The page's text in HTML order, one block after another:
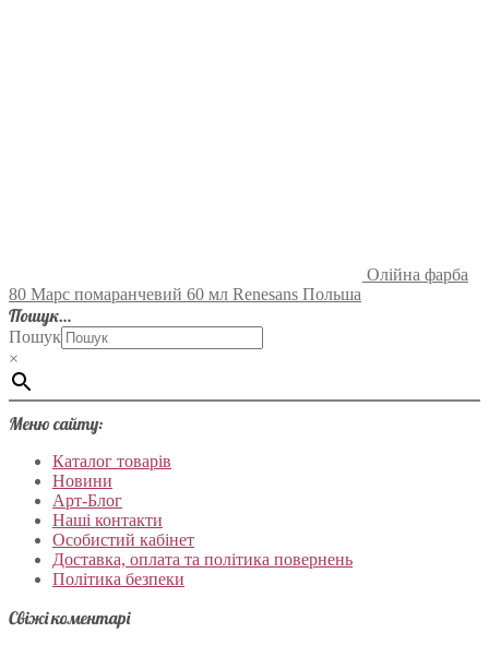
Олійна фарба
80 Марс помаранчевий 60 мл Renesans Польша
Пошук…
Пошук
×
Меню сайту:
Каталог товарів
Новини
Арт-Блог
Наші контакти
Особистий кабінет
Доставка, оплата та політика повернень
Політика безпеки
Свіжі коментарі